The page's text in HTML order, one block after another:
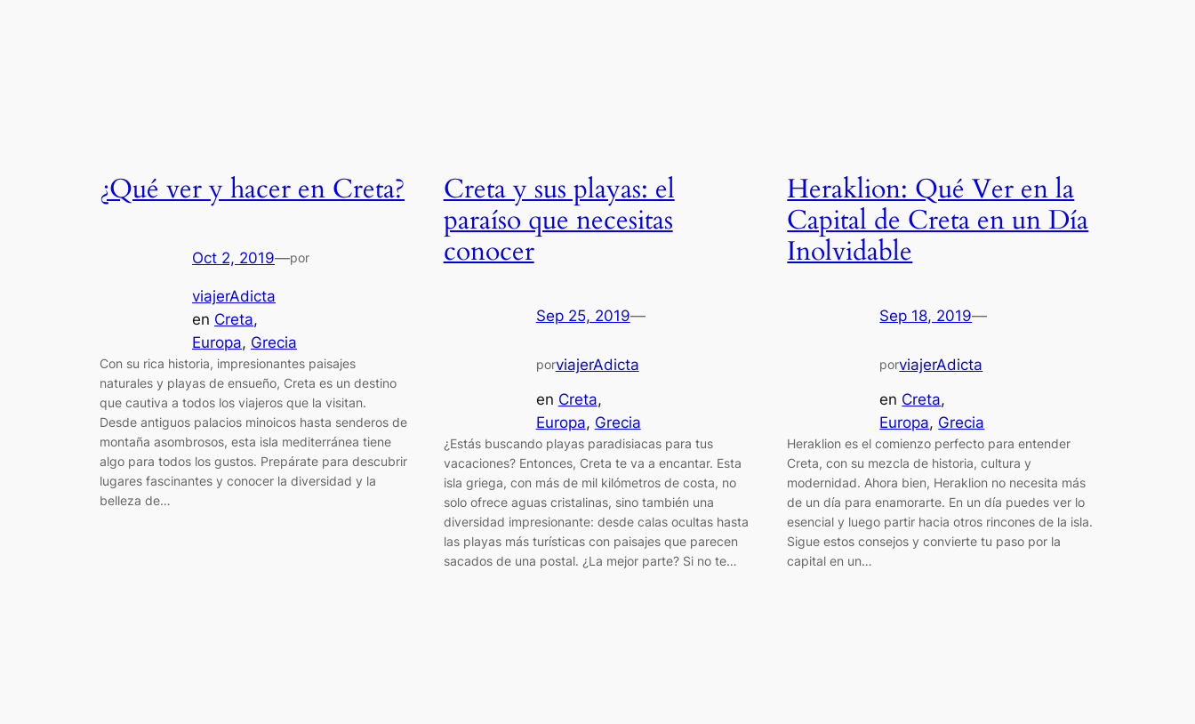
¿Qué ver y hacer en Creta?
Oct 2, 2019—por
viajerAdicta
en Creta
Europa, Grecia
Con su rica historia, impresionantes paisajes
naturales y playas de ensueño, Creta es un destino
que cautiva a todos los viajeros que la visitan.
Desde antiguos palacios minoicos hasta senderos de
montaña asombrosos, esta isla mediterránea tiene
algo para todos los gustos. Prepárate para descubrir
lugares fascinantes y conocer la diversidad y la
belleza de…
Creta y sus playas: el
paraíso que necesitas
conocer
Sep 25, 2019—
porviajerAdicta
en Creta
Europa, Grecia
¿Estás buscando playas paradisiacas para tus
vacaciones? Entonces, Creta te va a encantar. Esta
isla griega, con más de mil kilómetros de costa, no
solo ofrece aguas cristalinas, sino también una
diversidad impresionante: desde calas ocultas hasta
las playas más turísticas con paisajes que parecen
sacados de una postal. ¿La mejor parte? Si no te…
Heraklion: Qué Ver en la
Capital de Creta en un Día
Inolvidable
Sep 18, 2019—
porviajerAdicta
en Creta
Europa, Grecia
Heraklion es el comienzo perfecto para entender
Creta, con su mezcla de historia, cultura y
modernidad. Ahora bien, Heraklion no necesita más
de un día para enamorarte. En un día puedes ver lo
esencial y luego partir hacia otros rincones de la isla.
Sigue estos consejos y convierte tu paso por la
capital en un…